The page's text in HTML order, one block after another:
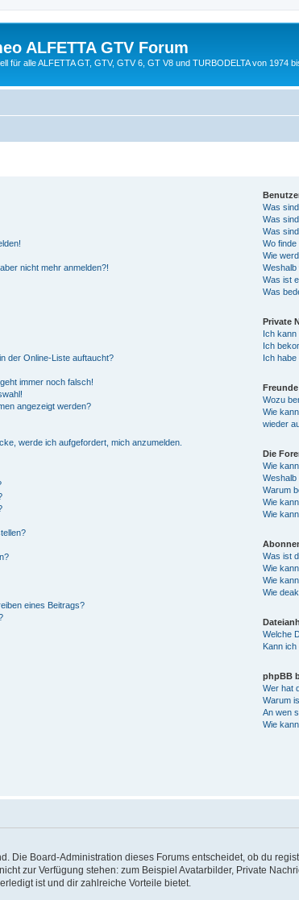
ALFETTA GTV Forum
für alle ALFETTA GT, GTV, GTV 6, GT V8 und TURBODELTA von 1974
nicht mehr anmelden?!
der Online-Liste auftaucht?
immer noch falsch!
angezeigt werden?
werde ich aufgefordert, mich anzumelden.
eines Beitrags?
Was
Was
Was
Wo
Wie
Was ist
Was
Private
Ich kann
Ich
Ich habe
Wozu
Wie
wieder
Die
Wie
Warum
Wie
Wie
Was ist
Wie
Wie
Wie
Welche
Kann
phpBB
Wer hat
Warum
An wen
Wie
Die Board-Administration dieses Forums entscheidet, ob du
zur Verfügung stehen: zum Beispiel Avatarbilder, Private
ist und dir zahlreiche Vorteile bietet.